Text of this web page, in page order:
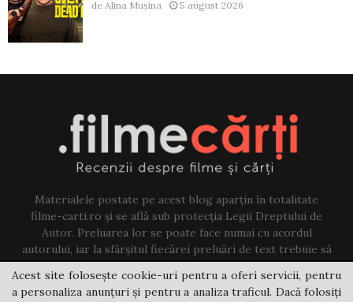
de Alina Mușina 5 august 2026
Materialele postate pe acest blog aparțin în totalitate
filme-carti.ro și se află sub protecția Legii Dreptului de
Autor. Preluarea lor se poate face numai cu acordul
autorului, iar la sfârșitul fiecărei preluări de text trebuie să
existe un link către acest blog.
Contact us:jovi@filme-carti.ro
Acest site folosește cookie-uri pentru a oferi servicii, pentru
a personaliza anunțuri și pentru a analiza traficul. Dacă folosiți